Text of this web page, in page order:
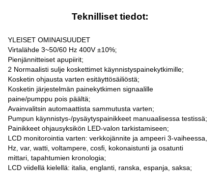
Teknilliset tiedot:
YLEISET OMINAISUUDET
Virtalähde 3~50/60 Hz 400V ±10%;
Pienjännitteiset apupiirit;
2 Normaalisti sulje koskettimet käynnistyspainekytkimille;
Kosketin ohjausta varten esitäyttösäiliöstä;
Kosketin järjestelmän painekytkimen signaalille
paine/pumppu pois päältä;
Avainvalitsin automaattista sammutusta varten;
Pumpun käynnistys-/pysäytyspainikkeet manuaalisessa testissä;
Painikkeet ohjausyksikön LED-valon tarkistamiseen;
LCD monitorointia varten: verkkojännite ja ampeeri 3-vaiheessa,
Hz, var, watti, voltampere, cosfi, kokonaistunti ja osatunti
mittari, tapahtumien kronologia;
LCD viidellä kielellä: italia, englanti, ranska, espanja, saksa;